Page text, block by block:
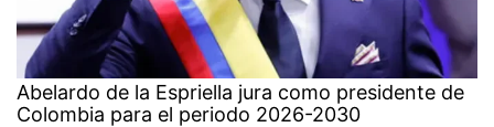
Abelardo de la Espriella jura como presidente de
Colombia para el periodo 2026-2030